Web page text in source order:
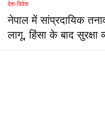
देश-विदेश
नेपाल में सांप्रदायिक
लागू, हिंसा के बाद सुरक्षा